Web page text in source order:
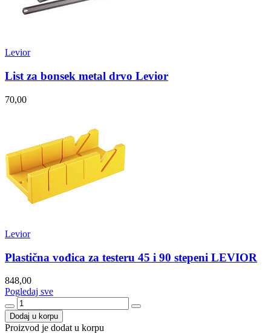
Levior
List za bonsek metal drvo Levior
70,00
Levior
Plastična vođica za testeru 45 i 90 stepeni LEVIOR
848,00
Pogledaj sve
Dodaj u korpu
Proizvod je dodat u korpu